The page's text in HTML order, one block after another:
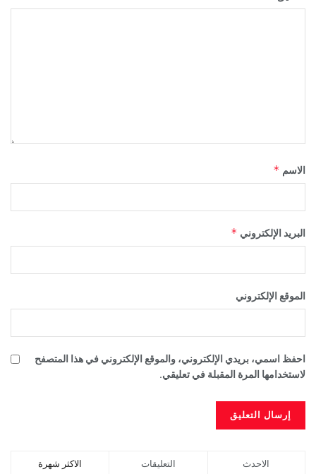
الاسم *
البريد الإلكتروني *
الموقع الإلكتروني
احفظ اسمي، بريدي الإلكتروني، والموقع الإلكتروني في هذا المتصفح
لاستخدامها المرة المقبلة في تعليقي.
الاكثر شهرة التعليقات الاحدث